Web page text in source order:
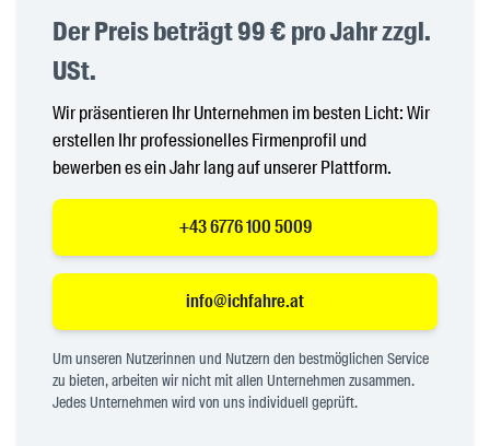
Der Preis beträgt 99 € pro Jahr zzgl.
USt.
Wir präsentieren Ihr Unternehmen im besten Licht: Wir
erstellen Ihr professionelles Firmenprofil und
bewerben es ein Jahr lang auf unserer Plattform.
+43 6776 100 5009
info@ichfahre.at
Um unseren Nutzerinnen und Nutzern den bestmöglichen Service
zu bieten, arbeiten wir nicht mit allen Unternehmen zusammen.
Jedes Unternehmen wird von uns individuell geprüft.